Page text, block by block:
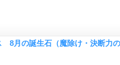
月の誕生石（魔除け・決断力の